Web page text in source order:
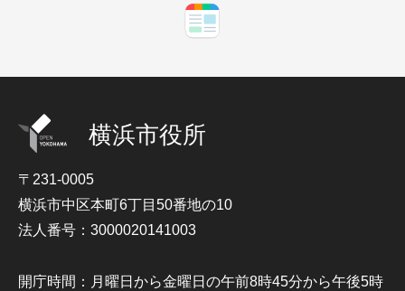
横浜市役所
〒231-0005
横浜市中区本町6丁目50番地の10
法人番号：3000020141003
開庁時間：月曜日から金曜日の午前8時45分から午後5時